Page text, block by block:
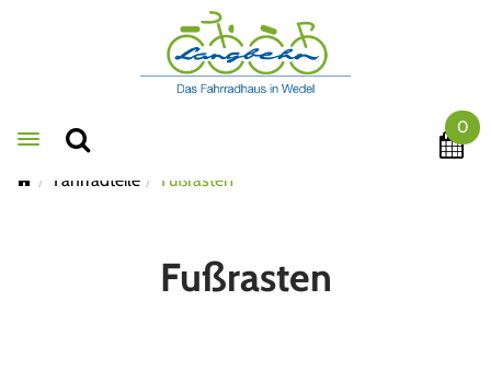
Toggle navigation
0
Fahrradteile Fußrasten
Fußrasten